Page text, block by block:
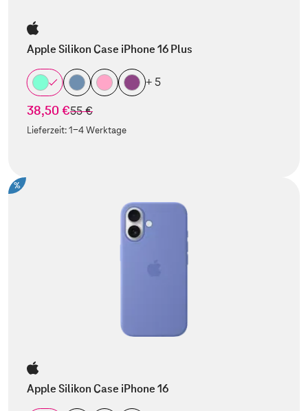
Apple Silikon Case iPhone 16 Plus
+ 5
38,50 €statt
55 €
Lieferzeit:1-4 Werktage
%
Apple Silikon Case iPhone 16